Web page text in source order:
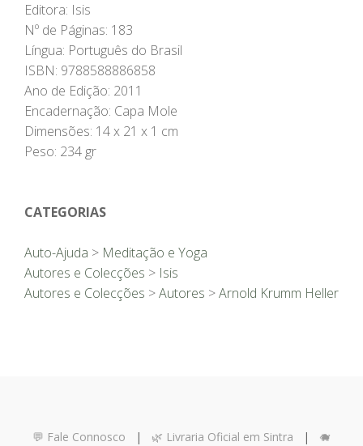
Editora: Isis
Nº de Páginas: 183
Língua: Português do Brasil
ISBN: 9788588886858
Ano de Edição: 2011
Encadernação: Capa Mole
Dimensões: 14 x 21 x 1 cm
Peso: 234 gr
CATEGORIAS
Auto-Ajuda > Meditação e Yoga
Autores e Colecções > Isis
Autores e Colecções >Autores >Arnold Krumm Heller
💬 Fale Connosco | 🌿 Livraria Oficial em Sintra | 🐗